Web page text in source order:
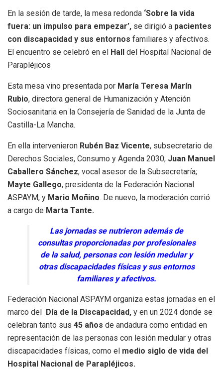
En la sesión de tarde, la mesa redonda ‘Sobre la vida
fuera: un impulso para empezar’, se dirigió a pacientes
con discapacidad y sus entornos familiares y afectivos.
El encuentro se celebró en el
Hall
del Hospital Nacional de
Parapléjicos
Esta mesa vino presentada por María Teresa Marín
Rubio, directora general de Humanización y Atención
Sociosanitaria en la Consejería de Sanidad de la Junta de
Castilla-La Mancha.
En ella intervenieron Rubén Baz Vicente, subsecretario de
Derechos Sociales, Consumo y Agenda 2030; Juan Manuel
Caballero Sánchez, vocal asesor de la Subsecretaría;
Mayte Gallego, presidenta de la Federación Nacional
ASPAYM, y Mario Moñino. De nuevo, la moderación corrió
a cargo de Marta Tante.
Las jornadas se nutrieron además de
consultas proporcionadas por profesionales
de la salud, personas con lesión medular y
otras discapacidades físicas y sus entornos
familiares y afectivos.
Federación Nacional ASPAYM organiza estas jornadas en el
marco del
Día de la Discapacidad, y en un 2024 donde se
celebran tanto sus 45 años de andadura como entidad en
representación de las personas con lesión medular y otras
discapacidades físicas, como el medio siglo de vida del
Hospital Nacional de Parapléjicos.